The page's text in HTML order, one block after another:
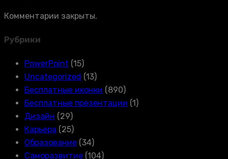
Комментарии закрыты.
Рубрики
PowerPoint (15)
Uncategorized (13)
Бесплатные иконки (890)
Бесплатные презентации (1)
Дизайн (29)
Карьера (25)
Образование (34)
Саморазвитие (104)